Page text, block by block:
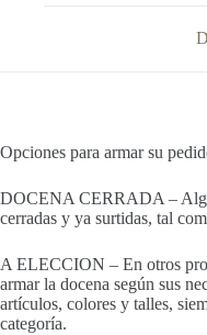
Opciones para armar su
DOCENA CERRADA –
cerradas y ya surtidas, tal
A ELECCION – En otros
armar la docena según sus
artículos, colores y talles,
categoría.